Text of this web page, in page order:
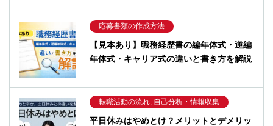
応募書類の作成方法
【見本あり】職務経歴書の編年体式・逆編
年体式・キャリア式の違いと書き方を解説
転職活動の流れ, 自己分析・情報収集
平日休みはやめとけ？メリットとデメリッ